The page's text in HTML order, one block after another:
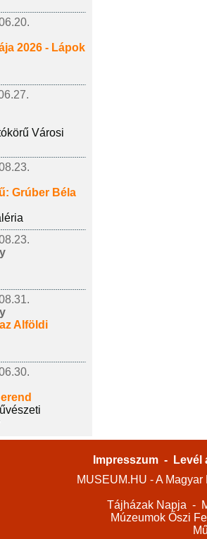
2026 - Lápok
Városi
Grúber Béla
Alföldi
Impresszum -
Levél
MUSEUM.HU - A
Tájházak Napja -
Múzeumok Őszi